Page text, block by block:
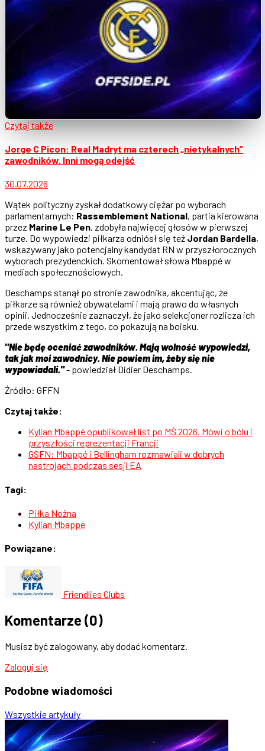
Czytaj także
Jorge C Picon: Real Madryt ma czterech „nietykalnych”
zawodników. Inni mogą odejść
30.07.2026
Wątek polityczny zyskał dodatkowy ciężar po wyborach
parlamentarnych: Rassemblement National, partia kierowana
przez Marine Le Pen, zdobyła najwięcej głosów w pierwszej
turze. Do wypowiedzi piłkarza odniósł się też Jordan Bardella,
wskazywany jako potencjalny kandydat RN w przyszłorocznych
wyborach prezydenckich. Skomentował słowa Mbappé w
mediach społecznościowych.
Deschamps stanął po stronie zawodnika, akcentując, że
piłkarze są również obywatelami i mają prawo do własnych
opinii. Jednocześnie zaznaczył, że jako selekcjoner rozlicza ich
przede wszystkim z tego, co pokazują na boisku.
"Nie będę oceniać zawodników. Mają wolność wypowiedzi,
tak jak moi zawodnicy. Nie powiem im, żeby się nie
wypowiadali."- powiedział Didier Deschamps.
Źródło: GFFN
Czytaj także:
Kylian Mbappé opublikował list po MŚ 2026. Mówi o bólu i
przyszłości reprezentacji Francji
GSFN: Mbappé i Bellingham rozmawiali w dobrych
nastrojach podczas sesji EA
Tagi:
Piłka Nożna
Kylian Mbappe
Powiązane:
Friendlies Clubs
Komentarze (0)
Musisz być zalogowany, aby dodać komentarz.
Zaloguj się
Podobne wiadomości
Wszystkie artykuły